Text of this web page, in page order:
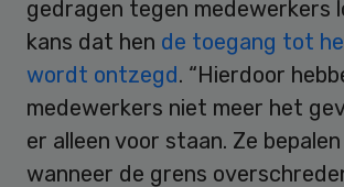
gedragen tegen medewerkers
kans dat hen de toegang tot
wordt ontzegd. “Hierdoor
medewerkers niet meer het
er alleen voor staan. Ze
wanneer de grens